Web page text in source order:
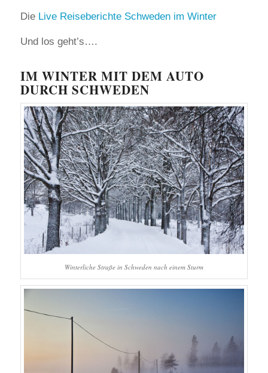
Die Live Reiseberichte Schweden im Winter
Und los geht’s….
IM WINTER MIT DEM AUTO
DURCH SCHWEDEN
Winterliche Straße in Schweden nach einem Sturm